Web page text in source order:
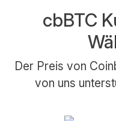
cbBTC
Der Preis von
von uns